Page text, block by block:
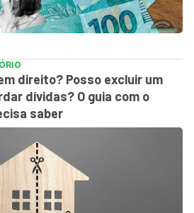
direito? Posso excluir um
dívidas? O guia com o
saber